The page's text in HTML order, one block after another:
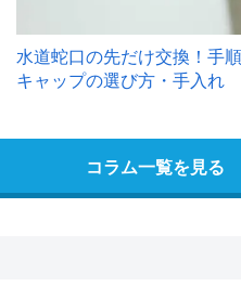
水道蛇口の先だけ交換！手
キャップの選び方・手入れ
コラム一覧を見る